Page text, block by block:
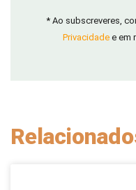
* Ao subscreveres,
Privacidade e em